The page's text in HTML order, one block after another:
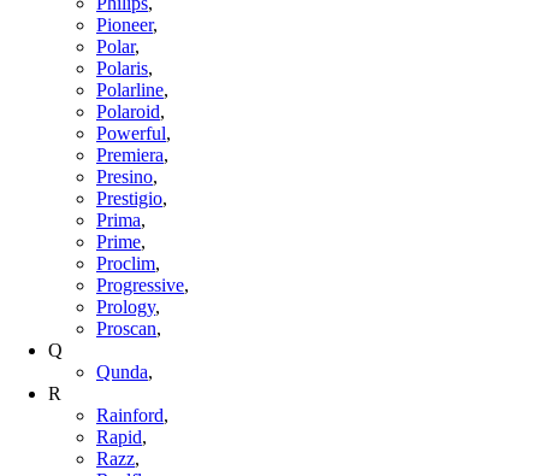
Pioneer,
Polar,
Polaris,
Polarline,
Polaroid,
Powerful,
Premiera,
Presino,
Prestigio,
Prima,
Prime,
Proclim,
Progressive,
Prology,
Proscan,
Q
Qunda,
R
Rainford,
Rapid,
Razz,